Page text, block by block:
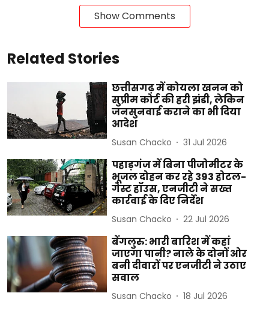
Show Comments
Related Stories
छत्तीसगढ़ में कोयला खनन को
सुप्रीम कोर्ट की हरी झंडी, लेकिन
जनसुनवाई कराने का भी दिया
आदेश
Susan Chacko 31 Jul 2026
पहाड़गंज में बिना पीजोमीटर के
भूजल दोहन कर रहे 393 होटल-
गेस्ट हॉउस, एनजीटी ने सख्त
कार्रवाई के दिए निर्देश
Susan Chacko 22 Jul 2026
बेंगलुरु: भारी बारिश में कहां
जाएगा पानी? नाले के दोनों ओर
बनी दीवारों पर एनजीटी ने उठाए
सवाल
Susan Chacko 18 Jul 2026